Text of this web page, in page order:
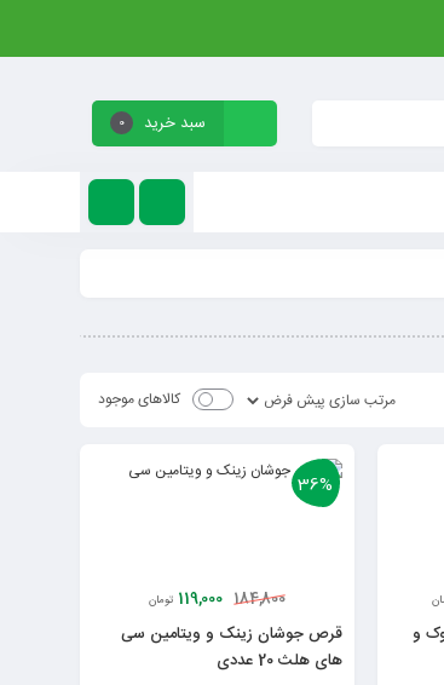
سبد خرید 0
کالاهای موجود
و
36%
184,800
119,000 تومان
قرص جوشان زینک و ویتامین سی
های هلث 20 عددی